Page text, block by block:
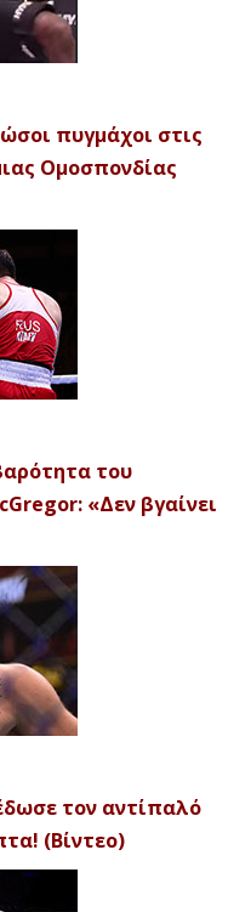
πυγμάχοι στις
Ομοσπονδίας
του
«Δεν βγαίνει
τον αντίπαλό
(Βίντεο)